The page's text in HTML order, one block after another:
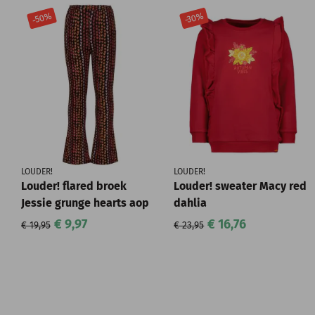
-50%
LOUDER!
Louder! flared broek
Jessie grunge hearts aop
€ 19,95 € 9,97
-30%
LOUDER!
Louder! sweater Macy red
dahlia
€ 23,95 € 16,76